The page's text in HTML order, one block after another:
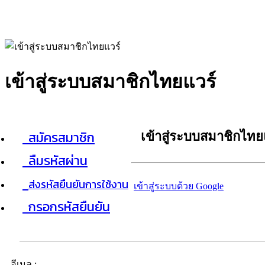
เข้าสู่ระบบสมาชิกไทยแวร์
สมัครสมาชิก
ลืมรหัสผ่าน
ส่งรหัสยืนยันการใช้งาน
กรอกรหัสยืนยัน
เข้าสู่ระบบสมาชิกไท
เข้าสู่ระบบด้วย Google